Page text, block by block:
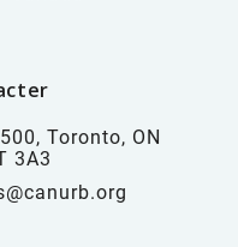
Toronto, ON
3A3